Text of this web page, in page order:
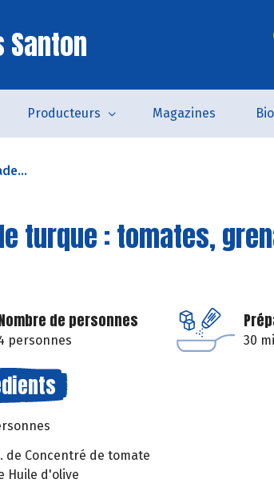
Santon
Producteurs Magazines
turque : tomates,
de personnes
personnes 30
de Concentré de tomate
Huile d'olive